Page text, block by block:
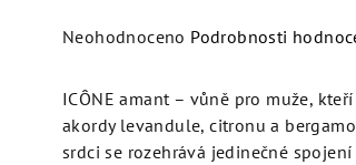
Průměrné
produktu
je
0,0
Neohodnoceno Podrobnosti
ICÔNE amant – vůně pro muže,
akordy levandule, citronu a
srdci se rozehrává jedinečné